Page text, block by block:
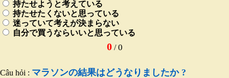
持たせようと考えている
持たせたくないと思っている
迷っていて考えが決まらない
自分で買うならいいと思っている
0/0
Câu hỏi : マラソンの結果はどうなりましたか ?